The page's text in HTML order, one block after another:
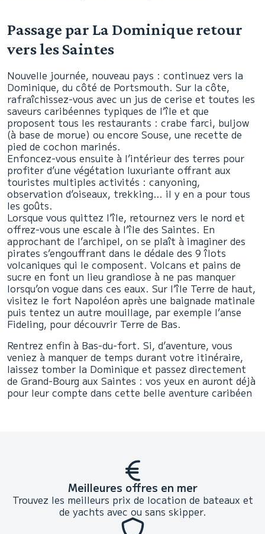
Passage par La Dominique retour
vers les Saintes
Nouvelle journée, nouveau pays : continuez vers la
Dominique, du côté de Portsmouth. Sur la côte,
rafraîchissez-vous avec un jus de cerise et toutes les
saveurs caribéennes typiques de l’île et que
proposent tous les restaurants : crabe farci, buljow
(à base de morue) ou encore Souse, une recette de
pied de cochon marinés.
Enfoncez-vous ensuite à l’intérieur des terres pour
profiter d’une végétation luxuriante offrant aux
touristes multiples activités : canyoning,
observation d’oiseaux, trekking… il y en a pour tous
les goûts.
Lorsque vous quittez l’île, retournez vers le nord et
offrez-vous une escale à l’île des Saintes. En
approchant de l’archipel, on se plaît à imaginer des
pirates s’engouffrant dans le dédale des 9 îlots
volcaniques qui le composent. Volcans et pains de
sucre en font un lieu grandiose à ne pas manquer
lorsqu’on vogue dans ces eaux. Sur l’île Terre de haut,
visitez le fort Napoléon après une baignade matinale
puis tentez un autre mouillage, par exemple l’anse
Fideling, pour découvrir Terre de Bas.
Rentrez enfin à Bas-du-fort. Si, d’aventure, vous
veniez à manquer de temps durant votre itinéraire,
laissez tomber la Dominique et passez directement
de Grand-Bourg aux Saintes : vos yeux en auront déjà
pour leur compte dans cette belle aventure caribéen
Meilleures offres en mer
Trouvez les meilleurs prix de location de bateaux et
de yachts avec ou sans skipper.